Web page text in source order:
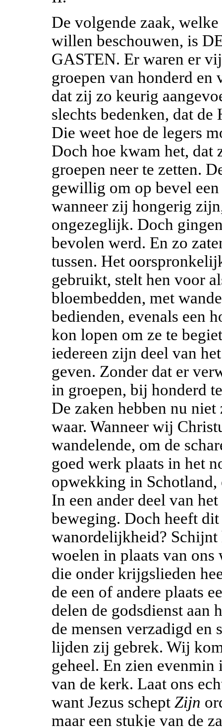
De volgende zaak,
willen beschouwen, is
GASTEN. Er waren er
groepen van honderd
dat zij zo keurig
slechts bedenken, dat de
Die weet hoe de legers
Doch hoe kwam het,
groepen neer te zetten.
gewillig om op bevel
wanneer zij hongerig
ongezeglijk. Doch
bevolen werd. En zo
tussen. Het
gebruikt, stelt hen voor
bloembedden, met
bedienden, evenals een
kon lopen om ze te
iedereen zijn deel van
geven. Zonder dat er
in groepen, bij honderd
De zaken hebben nu
waar. Wanneer wij
wandelende, om de
goed werk plaats in het
opwekking in
In een ander deel van
beweging. Doch heeft
wanordelijkheid?
woelen in plaats van ons
die onder krijgslieden
de een of andere plaats
delen de godsdienst aan
de mensen verzadigd en
lijden zij gebrek. Wij
geheel. En zien
van de kerk. Laat ons
want Jezus scheptZijn
maar een stukje van de